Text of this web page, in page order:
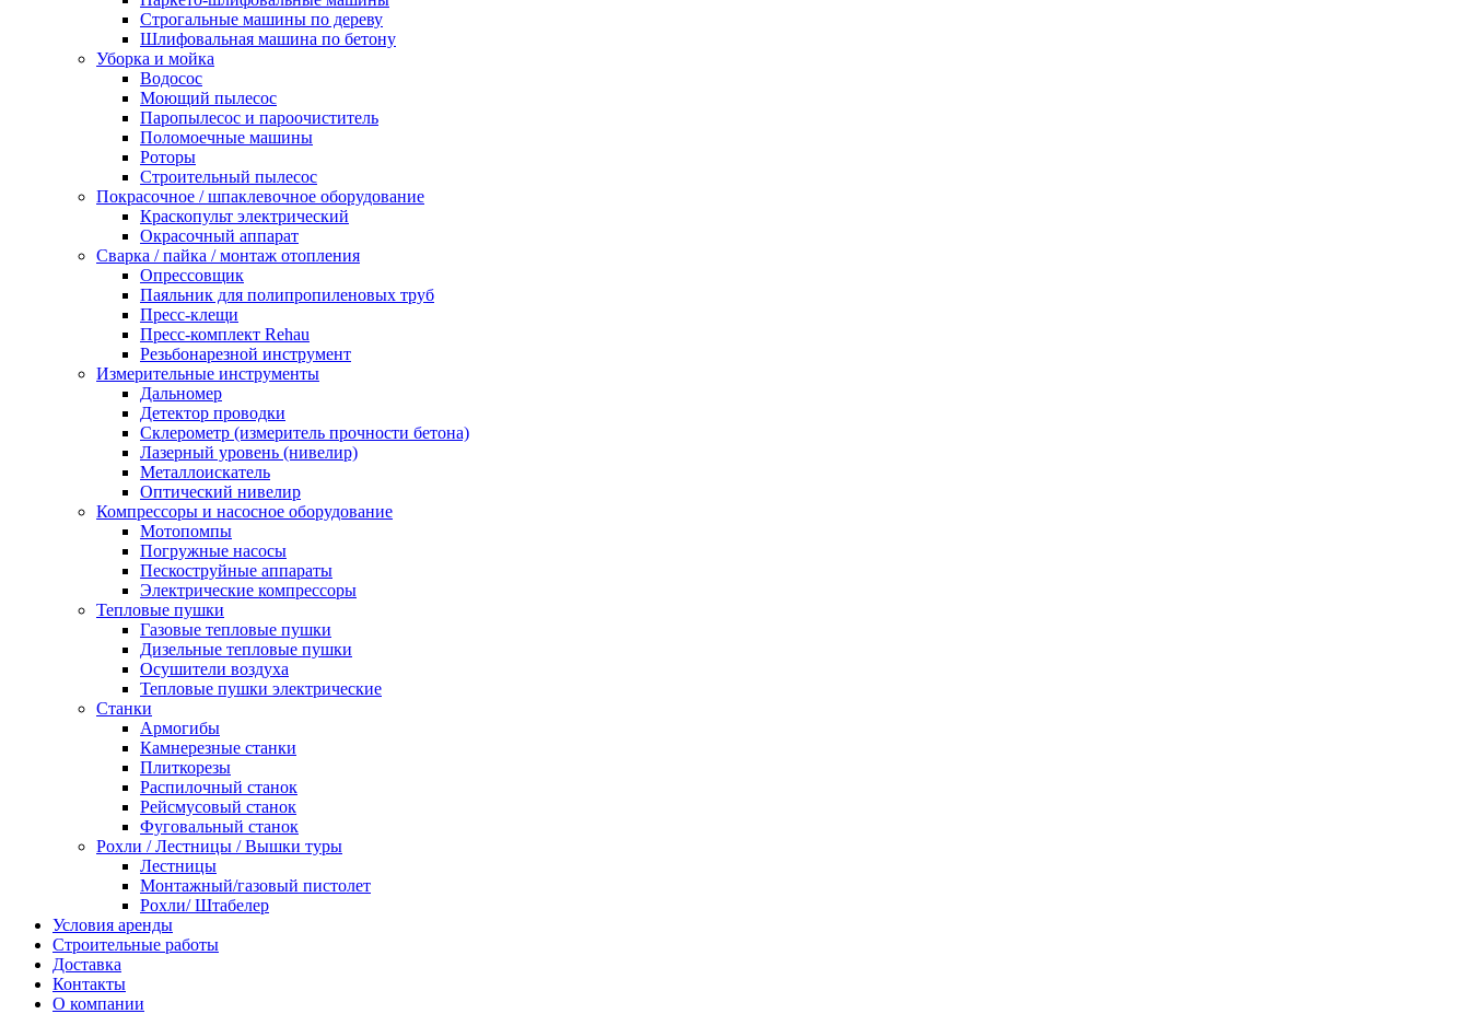
Строгальные машины по дереву
Шлифовальная машина по бетону
Уборка и мойка
Водосос
Моющий пылесос
Паропылесос и пароочиститель
Поломоечные машины
Роторы
Строительный пылесос
Покрасочное / шпаклевочное оборудование
Краскопульт электрический
Окрасочный аппарат
Сварка / пайка / монтаж отопления
Опрессовщик
Паяльник для полипропиленовых труб
Пресс-клещи
Пресс-комплект Rehau
Резьбонарезной инструмент
Измерительные инструменты
Дальномер
Детектор проводки
Склерометр (измеритель прочности бетона)
Лазерный уровень (нивелир)
Металлоискатель
Оптический нивелир
Компрессоры и насосное оборудование
Мотопомпы
Погружные насосы
Пескоструйные аппараты
Электрические компрессоры
Тепловые пушки
Газовые тепловые пушки
Дизельные тепловые пушки
Осушители воздуха
Тепловые пушки электрические
Станки
Армогибы
Камнерезные станки
Плиткорезы
Распилочный станок
Рейсмусовый станок
Фуговальный станок
Рохли / Лестницы / Вышки туры
Лестницы
Монтажный/газовый пистолет
Рохли/ Штабелер
Условия аренды
Строительные работы
Доставка
Контакты
О компании